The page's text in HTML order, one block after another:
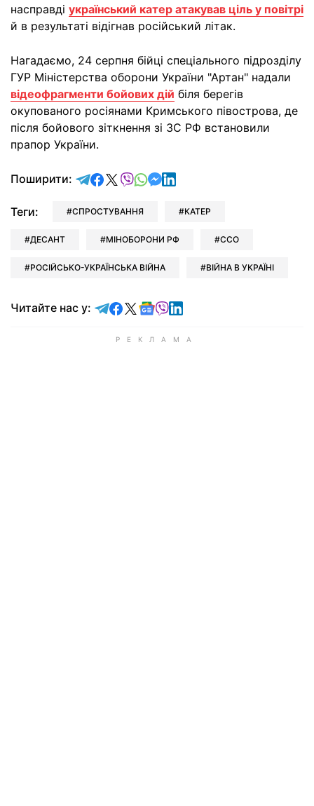
насправді український катер атакував ціль у повітрі
й в результаті відігнав російський літак.
Нагадаємо, 24 серпня бійці спеціального підрозділу
ГУР Міністерства оборони України "Артан" надали
відеофрагменти бойових дій біля берегів
окупованого росіянами Кримського півострова, де
після бойового зіткнення зі ЗС РФ встановили
прапор України.
Поширити: відправити у Telegram
поділитись у Facebook
поділитись у X
відправити у Viber
відправити у Whatsapp
відправити у Messenger
відправити у LinkedIn
Теги: СПРОСТУВАННЯ КАТЕР
ДЕСАНТ МІНОБОРОНИ РФ ССО
РОСІЙСЬКО-УКРАЇНСЬКА ВІЙНА ВІЙНА В УКРАЇНІ
Читайте нас у: Читайте у Telegram
Читайте у Facebook
Читайте у X
Читайте у Google news
Читайте у Viber
Читайте у LinkedIn